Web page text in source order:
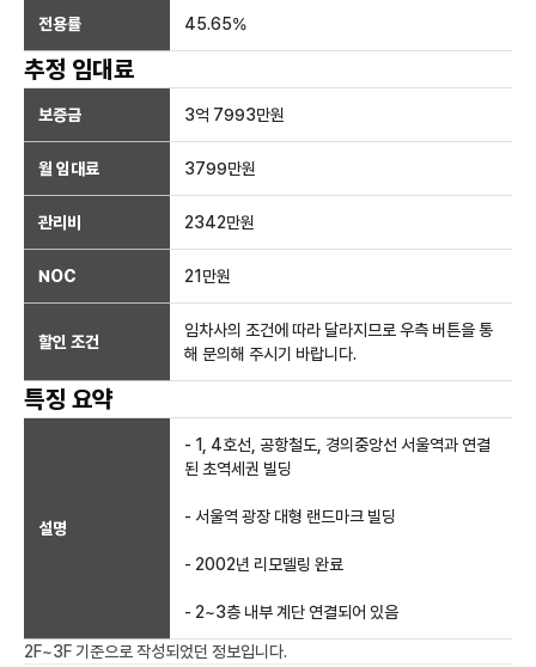
전용률 45.65%
추정 임대료
보증금 3억 7993만원
월 임대료 3799만원
관리비 2342만원
NOC 21만원
할인 조건
임차사의 조건에 따라 달라지므로 우측 버튼을 통
해 문의해 주시기 바랍니다.
특징 요약
설명
- 1, 4호선, 공항철도, 경의중앙선 서울역과 연결
된 초역세권 빌딩
- 서울역 광장 대형 랜드마크 빌딩
- 2002년 리모델링 완료
- 2~3층 내부 계단 연결되어 있음
2F~3F 기준으로 작성되었던 정보입니다.